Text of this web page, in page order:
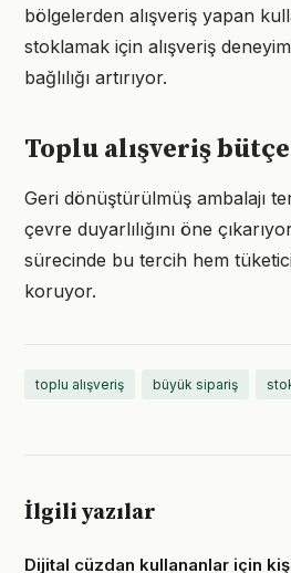
bölgelerden alışveriş yapan
stoklamak için alışveriş
bağlılığı artırıyor.
Toplu alışveriş
Geri dönüştürülmüş ambalajı
çevre duyarlılığını öne
sürecinde bu tercih hem
koruyor.
toplu alışveriş büyük sipariş
İlgili yazılar
Dijital cüzdan kullananlar için